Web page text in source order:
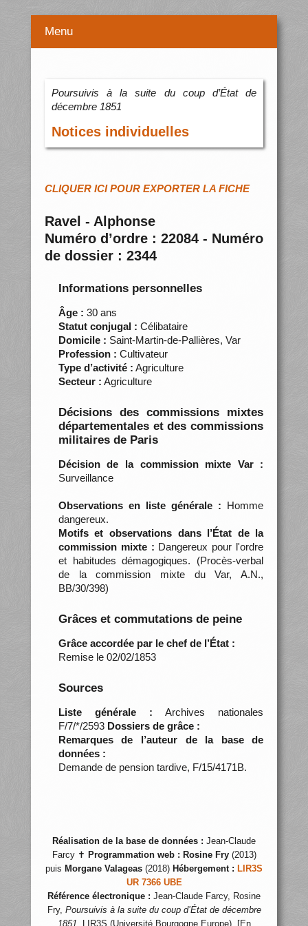
Menu
Poursuivis à la suite du coup d’État de
décembre 1851
Notices individuelles
CLIQUER ICI POUR EXPORTER LA FICHE
Ravel - Alphonse
Numéro d’ordre : 22084 - Numéro
de dossier : 2344
Informations personnelles
Âge : 30 ans
Statut conjugal : Célibataire
Domicile : Saint-Martin-de-Pallières, Var
Profession : Cultivateur
Type d’activité : Agriculture
Secteur : Agriculture
Décisions des commissions mixtes
départementales et des commissions
militaires de Paris
Décision de la commission mixte Var :
Surveillance
Observations en liste générale : Homme
dangereux.
Motifs et observations dans l’État de la
commission mixte : Dangereux pour l'ordre
et habitudes démagogiques. (Procès-verbal
de la commission mixte du Var, A.N.,
BB/30/398)
Grâces et commutations de peine
Grâce accordée par le chef de l’État :
Remise le 02/02/1853
Sources
Liste générale : Archives nationales
F/7/*/2593 Dossiers de grâce :
Remarques de l’auteur de la base de
données :
Demande de pension tardive, F/15/4171B.
Réalisation de la base de données : Jean-Claude
Farcy ✝ Programmation web : Rosine Fry(2013)
puis Morgane Valageas (2018) Hébergement : LIR3S
UR 7366 UBE
Référence électronique : Jean-Claude Farcy, Rosine
Fry, Poursuivis à la suite du coup d’État de décembre
1851 , LIR3S (Université Bourgogne Europe), [En